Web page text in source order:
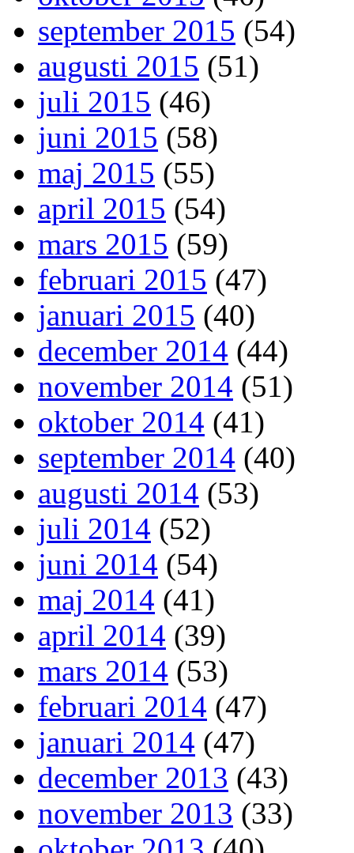
september 2015 (54)
augusti 2015 (51)
juli 2015 (46)
juni 2015 (58)
maj 2015 (55)
april 2015 (54)
mars 2015 (59)
februari 2015 (47)
januari 2015 (40)
december 2014 (44)
november 2014 (51)
oktober 2014 (41)
september 2014 (40)
augusti 2014 (53)
juli 2014 (52)
juni 2014 (54)
maj 2014 (41)
april 2014 (39)
mars 2014 (53)
februari 2014 (47)
januari 2014 (47)
december 2013 (43)
november 2013 (33)